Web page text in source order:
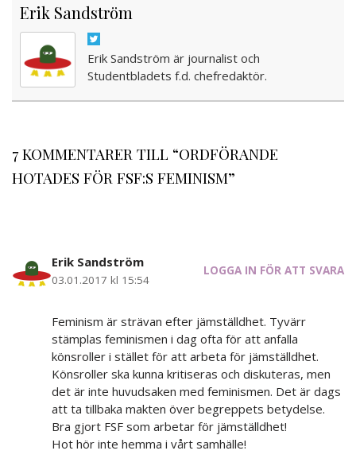
Erik Sandström
Erik Sandström är journalist och
Studentbladets f.d. chefredaktör.
7 KOMMENTARER TILL “ORDFÖRANDE
HOTADES FÖR FSF:S FEMINISM”
Erik Sandström
03.01.2017 kl 15:54
LOGGA IN FÖR ATT SVARA
Feminism är strävan efter jämställdhet. Tyvärr
stämplas feminismen i dag ofta för att anfalla
könsroller i stället för att arbeta för jämställdhet.
Könsroller ska kunna kritiseras och diskuteras, men
det är inte huvudsaken med feminismen. Det är dags
att ta tillbaka makten över begreppets betydelse.
Bra gjort FSF som arbetar för jämställdhet!
Hot hör inte hemma i vårt samhälle!